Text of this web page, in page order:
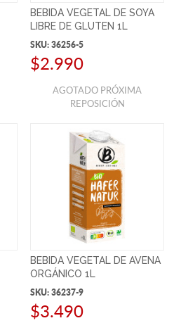
BEBIDA VEGETAL DE SOYA
LIBRE DE GLUTEN 1L
SKU: 36256-5
$2.990
AGOTADO PRÓXIMA
REPOSICIÓN
BEBIDA VEGETAL DE AVENA
ORGÁNICO 1L
SKU: 36237-9
$3.490